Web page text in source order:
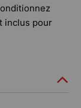
inclus pour